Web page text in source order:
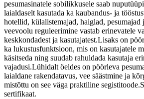
pesumasinatele sobilikkusele saab
laialdaselt kasutada ka kaubandus- ja
hotellid, külalistemajad, haiglad, pesumajad
veevoolu reguleerimine vastab erinevatele
keskkondadest ja kasutajatest.Lisaks on
ka lukustusfunktsioon, mis on kasutajatele
käsitseda ning suudab rahuldada kasutaja
vajadusi.Lühidalt öeldes on pöörleva
laialdane rakendatavus, vee säästmine ja
mistõttu on see väga praktiline
sertifikaat.